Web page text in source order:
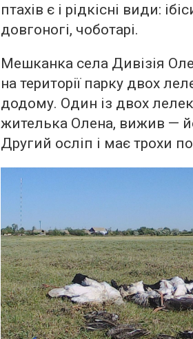
птахів є і рідкісні види:
довгоногі, чоботарі.
Мешканка села Дивізія
на території парку двох
додому. Один із двох
жителька Олена, вижив —
Другий осліп і має трохи